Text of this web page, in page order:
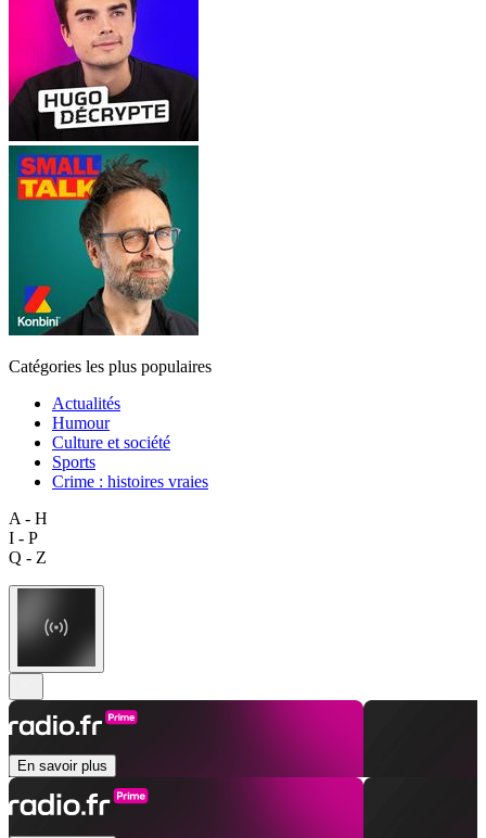
Catégories les plus populaires
Actualités
Humour
Culture et société
Sports
Crime : histoires vraies
A - H
I - P
Q - Z
En savoir plus